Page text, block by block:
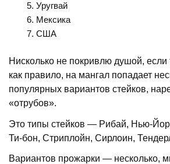
Уругвай
Мексика
США
Нисколько не покривлю душой, если
как правило, на мангал попадает
популярных вариантов стейков,
«отрубов».
Это типы стейков — Рибай, Нью-
Ти-бон, Стриплойн, Сирлоин,
Вариантов прожарки — несколько,